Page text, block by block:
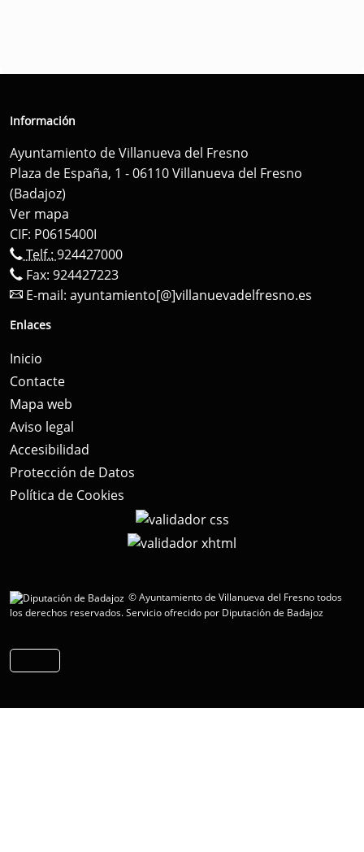
Información
Ayuntamiento de Villanueva del Fresno
Plaza de España, 1 - 06110 Villanueva del Fresno
(Badajoz)
Ver mapa
CIF: P0615400I
Telf.: 924427000
Fax: 924427223
E-mail: ayuntamiento[@]villanuevadelfresno.es
Enlaces
Inicio
Contacte
Mapa web
Aviso legal
Accesibilidad
Protección de Datos
Política de Cookies
© Ayuntamiento de Villanueva del Fresno todos
los derechos reservados.Servicio ofrecido por Diputación de Badajoz